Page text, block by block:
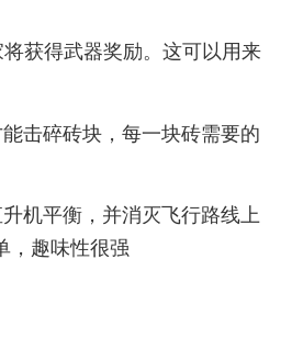
获得武器奖励。这可以用来
击碎砖块，每一块砖需要的
机平衡，并消灭飞行路线上
，趣味性很强